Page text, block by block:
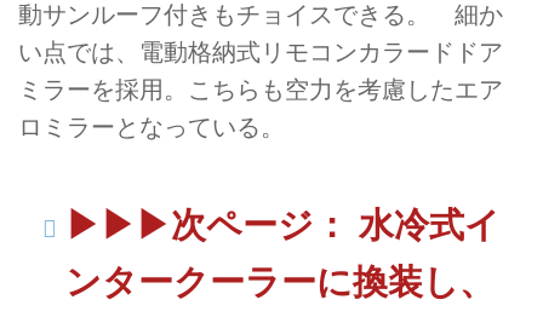
動サンルーフ付きもチョイスできる。 細か
い点では、電動格納式リモコンカラードドア
ミラーを採用。こちらも空力を考慮したエア
ロミラーとなっている。
▶▶▶次ページ： 水冷式イ
ンタークーラーに換装し、